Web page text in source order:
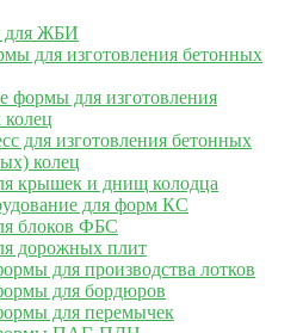
для ЖБИ
для изготовления бетонных
формы для изготовления
для изготовления бетонных
колец
крышек и днищ колодца
для форм КС
блоков ФБС
дорожных плит
для производства лотков
для бордюров
для перемычек